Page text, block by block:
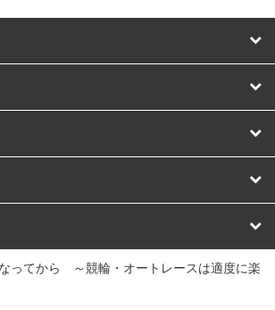
前橋競輪場 取手競輪場 宇都宮競輪場
ってから ～競輪・オートレースは適度に楽